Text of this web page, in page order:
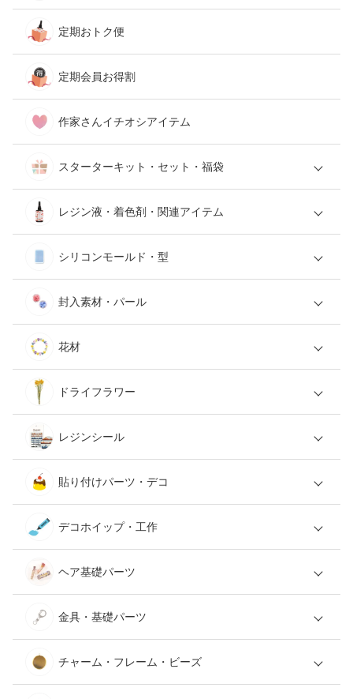
定期おトク便
定期会員お得割
作家さんイチオシアイテム
スターターキット・セット・福袋
レジン液・着色剤・関連アイテム
シリコンモールド・型
封入素材・パール
花材
ドライフラワー
レジンシール
貼り付けパーツ・デコ
デコホイップ・工作
ヘア基礎パーツ
金具・基礎パーツ
チャーム・フレーム・ビーズ